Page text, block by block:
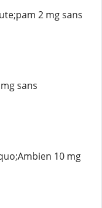
2 mg sans
sans
10 mg